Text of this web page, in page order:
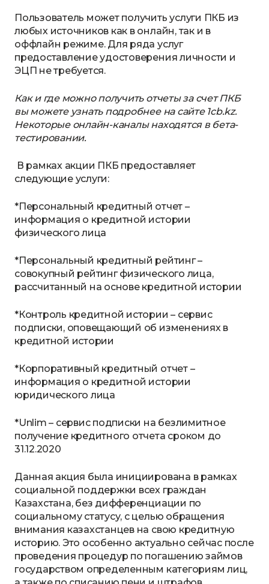
Пользователь может получить услуги ПКБ из
любых источников как в онлайн, так и в
оффлайн режиме. Для ряда услуг
предоставление удостоверения личности и
ЭЦП не требуется.
Как и где можно получить отчеты за счет ПКБ
вы можете узнать подробнее на сайте 1cb.kz.
Некоторые онлайн-каналы находятся в бета-
тестировании.
В рамках акции ПКБ предоставляет
следующие услуги:
*Персональный кредитный отчет –
информация о кредитной истории
физического лица
*Персональный кредитный рейтинг –
совокупный рейтинг физического лица,
рассчитанный на основе кредитной истории
*Контроль кредитной истории – сервис
подписки, оповещающий об изменениях в
кредитной истории
*Корпоративный кредитный отчет –
информация о кредитной истории
юридического лица
*Unlim – сервис подписки на безлимитное
получение кредитного отчета сроком до
31.12.2020
Данная акция была инициирована в рамках
социальной поддержки всех граждан
Казахстана, без дифференциации по
социальному статусу, с целью обращения
внимания казахстанцев на свою кредитную
историю. Это особенно актуально сейчас после
проведения процедур по погашению займов
государством определенным категориям лиц,